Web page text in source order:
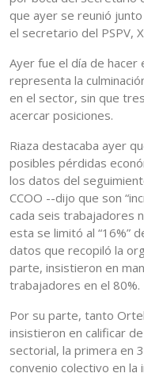
que ayer se reunió junto
el secretario del PSPV,
Ayer fue el día de hacer
representa la
en el sector, sin que
acercar posiciones.
Riaza destacaba ayer
posibles pérdidas
los datos del
CCOO --dijo que son
cada seis trabajadores
esta se limitó al “16%”
datos que recopiló la
parte, insistieron en
trabajadores en el 80%.
Por su parte, tanto
insistieron en calificar
sectorial, la primera en
convenio colectivo en la